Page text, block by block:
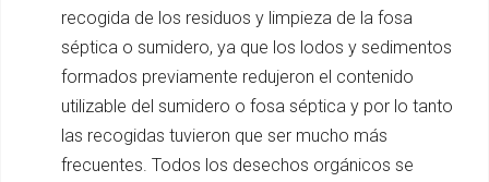
recogida de los residuos y limpieza de la fosa
séptica o sumidero, ya que los lodos y sedimentos
formados previamente redujeron el contenido
utilizable del sumidero o fosa séptica y por lo tanto
las recogidas tuvieron que ser mucho más
frecuentes. Todos los desechos orgánicos se